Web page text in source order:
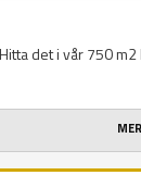
det i vår 750